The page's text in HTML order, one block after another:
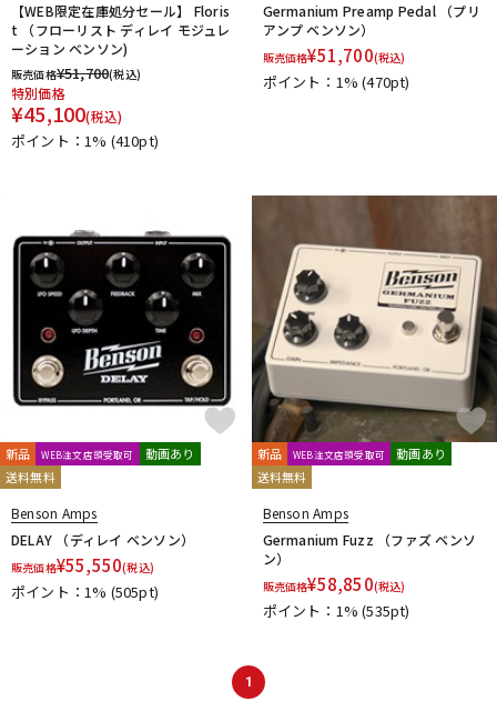
【WEB限定在庫処分セール】 Floris
t （フローリスト ディレイ モジュレ
ーション ベンソン)
販売価格¥51,700(税込)
特別価格
¥45,100(税込)
ポイント：1% (410pt)
Germanium Preamp Pedal （プリ
アンプ ベンソン）
販売価格¥51,700(税込)
ポイント：1%(470pt)
新品 WEB注文店頭受取可
動画あり
送料無料
Benson Amps
DELAY （ディレイ ベンソン）
販売価格¥55,550(税込)
ポイント：1% (505pt)
新品 WEB注文店頭受取可
動画あり
送料無料
Benson Amps
Germanium Fuzz （ファズ ベンソ
ン）
販売価格¥58,850(税込)
ポイント：1%(535pt)
1